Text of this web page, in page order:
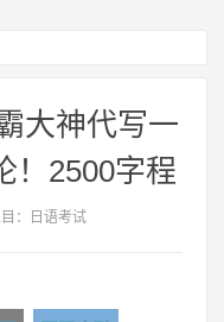
大神代写一
！2500字程
：日语考试